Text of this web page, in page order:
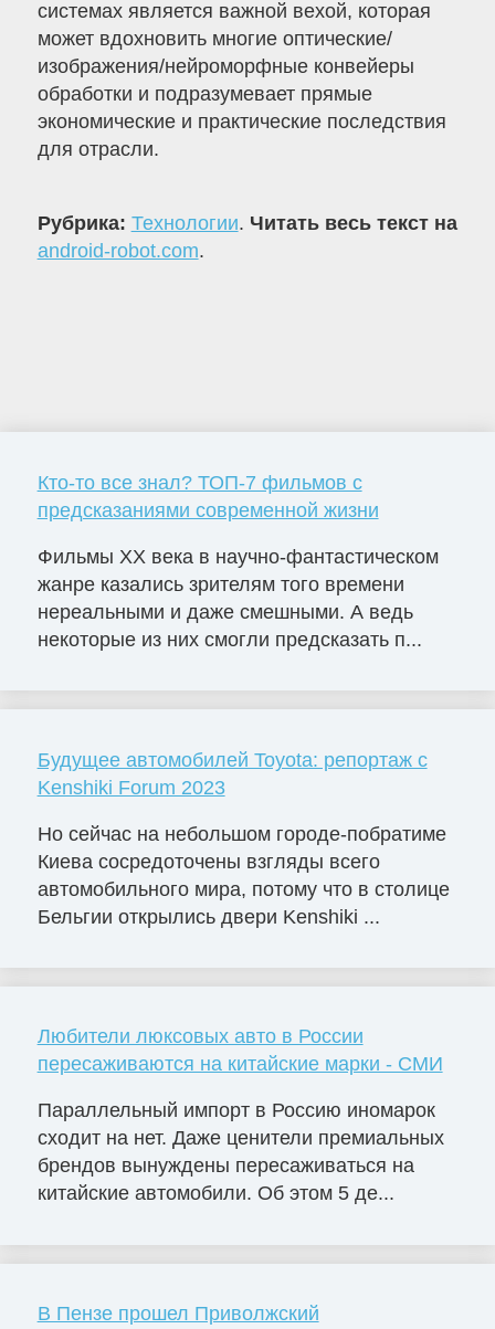
системах является важной вехой, которая
может вдохновить многие оптические/
изображения/нейроморфные конвейеры
обработки и подразумевает прямые
экономические и практические последствия
для отрасли.
Рубрика: Технологии. Читать весь текст на
android-robot.com.
Кто-то все знал? ТОП-7 фильмов с
предсказаниями современной жизни
Фильмы ХХ века в научно-фантастическом
жанре казались зрителям того времени
нереальными и даже смешными. А ведь
некоторые из них смогли предсказать п...
Будущее автомобилей Toyota: репортаж с
Kenshiki Forum 2023
Но сейчас на небольшом городе-побратиме
Киева сосредоточены взгляды всего
автомобильного мира, потому что в столице
Бельгии открылись двери Kenshiki ...
Любители люксовых авто в России
пересаживаются на китайские марки - СМИ
Параллельный импорт в Россию иномарок
сходит на нет. Даже ценители премиальных
брендов вынуждены пересаживаться на
китайские автомобили. Об этом 5 де...
В Пензе прошел Приволжский